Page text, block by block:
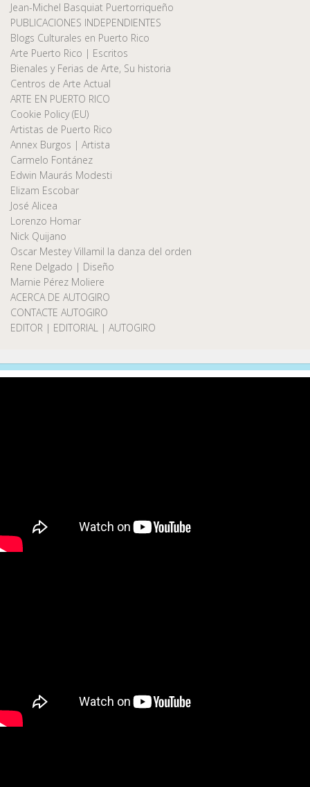
Jean-Michel Basquiat Puertorriqueño
PUBLICACIONES INDEPENDIENTES
Blogs Culturales en Puerto Rico
Arte Puerto Rico | Escritos
Bienales y Ferias de Arte, Su historia
Centros de Arte Actual
ARTE EN PUERTO RICO
Cookie Policy (EU)
Artistas de Puerto Rico
Annex Burgos | Artista
Carmelo Fontánez
Edwin Maurás Modesti
Elizam Escobar
José Alicea
Lorenzo Homar
Nick Quijano
Oscar Mestey Villamil la danza del orden
Rene Delgado | Diseño
Marnie Pérez Moliere
ACERCA DE AUTOGIRO
CONTACTE AUTOGIRO
EDITOR | EDITORIAL | AUTOGIRO